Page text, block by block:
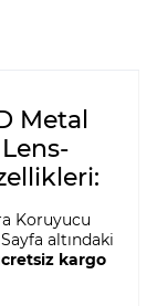
Metal
Koruyucu
altındaki
kargo